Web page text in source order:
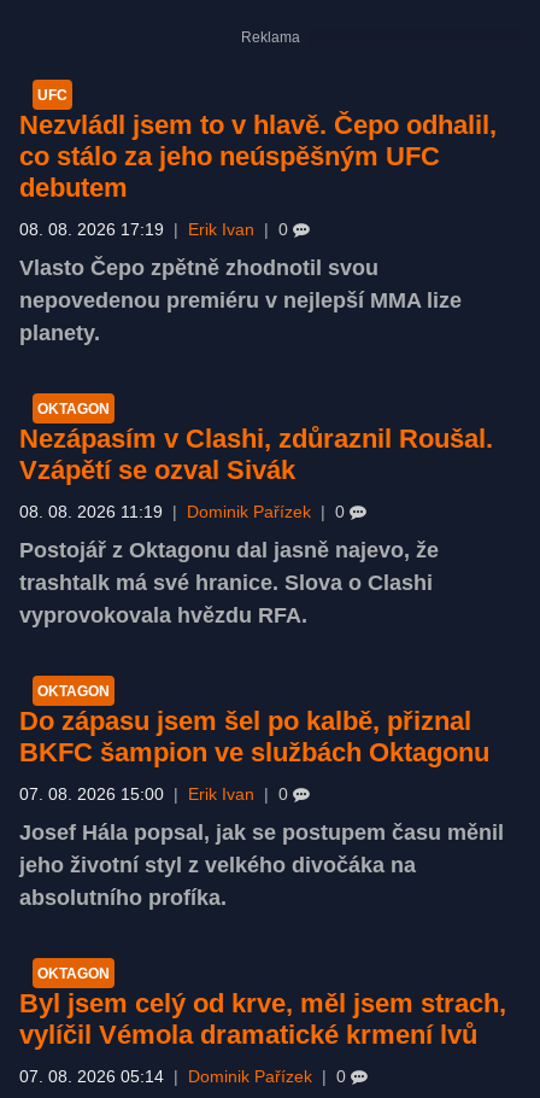
UFC
Nezvládl jsem to v hlavě. Čepo odhalil,
co stálo za jeho neúspěšným UFC
debutem
08. 08. 2026 17:19 Erik Ivan 0
Vlasto Čepo zpětně zhodnotil svou
nepovedenou premiéru v nejlepší MMA lize
planety.
OKTAGON
Nezápasím v Clashi, zdůraznil Roušal.
Vzápětí se ozval Sivák
08. 08. 2026 11:19 Dominik Pařízek 0
Postojář z Oktagonu dal jasně najevo, že
trashtalk má své hranice. Slova o Clashi
vyprovokovala hvězdu RFA.
OKTAGON
Do zápasu jsem šel po kalbě, přiznal
BKFC šampion ve službách Oktagonu
07. 08. 2026 15:00 Erik Ivan 0
Josef Hála popsal, jak se postupem času měnil
jeho životní styl z velkého divočáka na
absolutního profíka.
OKTAGON
Byl jsem celý od krve, měl jsem strach,
vylíčil Vémola dramatické krmení lvů
07. 08. 2026 05:14 Dominik Pařízek 0